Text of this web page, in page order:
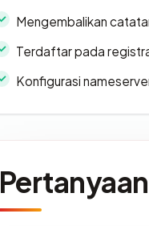
Mengembalikan
Terdaftar pada
Konfigurasi